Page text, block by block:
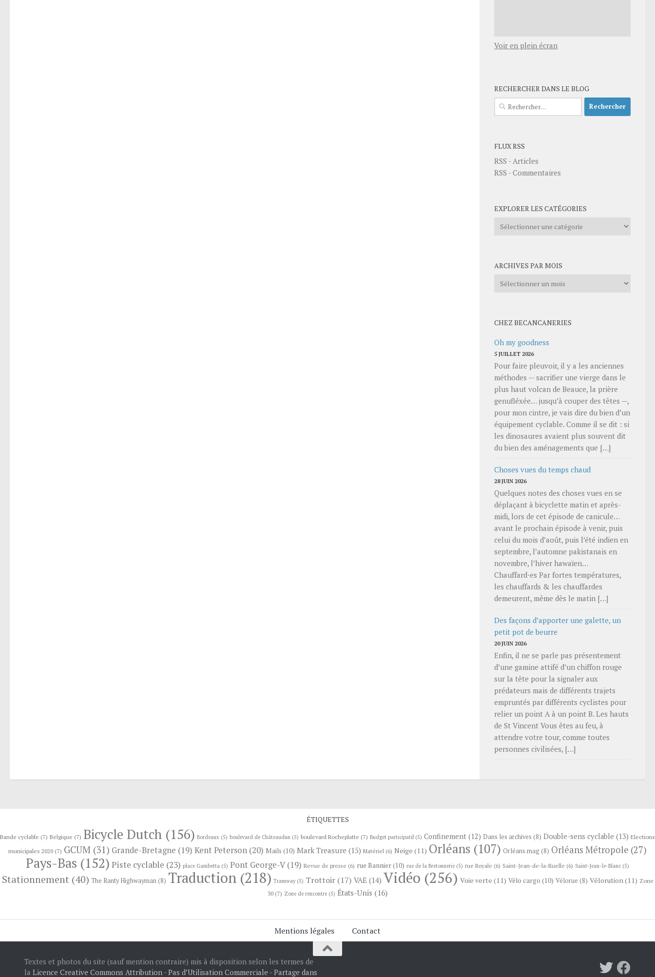
Voir en plein écran
RECHERCHER DANS LE BLOG
Rechercher :
FLUX RSS
RSS - Articles
RSS - Commentaires
EXPLORER LES CATÉGORIES
Explorer
ARCHIVES PAR MOIS
Archives
CHEZ BECANCANERIES
Oh my goodness
5 JUILLET 2026
Pour faire pleuvoir, il y a les anciennes
méthodes — sacrifier une vierge dans le
plus haut volcan de Beauce, la prière
genufléxée… jusqu’à couper des têtes —,
pour mon cintre, je vais dire du bien d’un
équipement cyclable. Comme il se dit : si
les dinosaures avaient plus souvent dit
du bien des aménagements que […]
Choses vues du temps chaud
28 JUIN 2026
Quelques notes des choses vues en se
déplaçant à bicyclette matin et après-
midi, lors de cet épisode de canicule…
avant le prochain épisode à venir, puis
celui du mois d’août, puis l’été indien en
septembre, l’automne pakistanais en
novembre, l’hiver hawaïen…
Chauffard⋅es Par fortes températures,
les chauffards & les chauffardes
demeurent, même dès le matin […]
Des façons d’apporter une galette, un
petit pot de beurre
20 JUIN 2026
Enfin, il ne se parle pas présentement
d’une gamine attifé d’un chiffon rouge
sur la tête pour la signaler aux
prédateurs mais de différents trajets
empruntés par différents cyclistes pour
relier un point A à un point B. Les hauts
de St Vincent Vous êtes au feu, à
attendre votre tour, comme toutes
personnes civilisées, […]
ÉTIQUETTES
Bande cyclable (7) Belgique (7) Bicycle Dutch (156) Bordeaux (5) boulevard de Châteaudun (5) boulevard Rocheplatte (7) Budget participatif(5) Confinement (12) Dans les archives (8) Double-sens cyclable (13) Elections
municipales 2020 (7) GCUM (31) Grande-Bretagne (19) Kent Peterson (20) Mails (10) Mark Treasure (15) Matériel (6) Neige (11) Orléans (107) Orléans.mag (8) Orléans Métropole (27)
Pays-Bas (152) Piste cyclable (23) place Gambetta (5) Pont George-V(19) Revue de presse (6) rue Bannier(10) rue de la Bretonnerie (5) rue Royale (6) Saint-Jean-de-la-Ruelle (6) Saint-Jean-le-Blanc (5)
Stationnement (40) The Ranty Highwayman(8) Traduction(218) Tramway(5) Trottoir(17) VAE (14) Vidéo (256) Voie verte (11) Vélo cargo (10) Vélorue (8) Vélorution (11) Zone
30 (7) Zone de rencontre (5) États-Unis (16)
Mentions légales Contact
Textes et photos du site (sauf mention contraire) mis à disposition selon les termes de
la Licence Creative Commons Attribution - Pas d’Utilisation Commerciale - Partage dans